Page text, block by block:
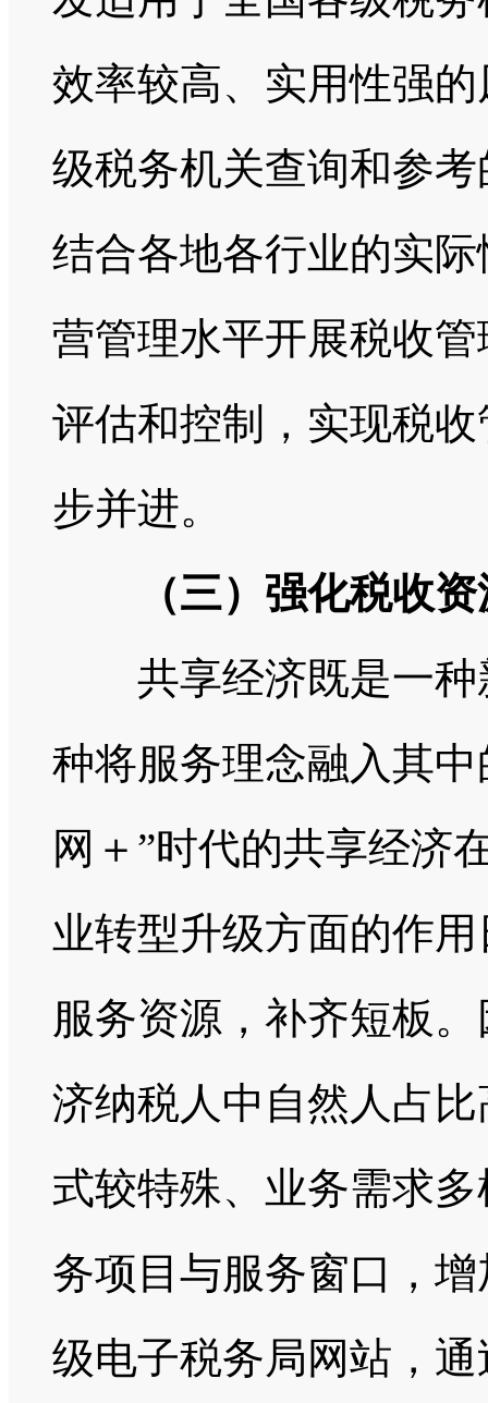
效率较高、实用性强
级税务机关查询和参
结合各地各行业的实
营管理水平开展税收
评估和控制，实现税
步并进。
（三）强化税收
共享经济既是一种
种将服务理念融入其
网＋”时代的共享经济
业转型升级方面的作
服务资源，补齐短板
济纳税人中自然人占
式较特殊、业务需求
务项目与服务窗口，
级电子税务局网站，